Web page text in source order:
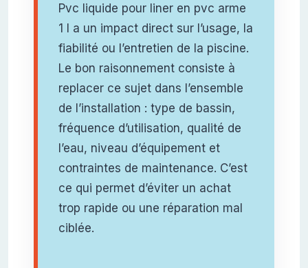
Pvc liquide pour liner en pvc arme
1 l a un impact direct sur l’usage, la
fiabilité ou l’entretien de la piscine.
Le bon raisonnement consiste à
replacer ce sujet dans l’ensemble
de l’installation : type de bassin,
fréquence d’utilisation, qualité de
l’eau, niveau d’équipement et
contraintes de maintenance. C’est
ce qui permet d’éviter un achat
trop rapide ou une réparation mal
ciblée.